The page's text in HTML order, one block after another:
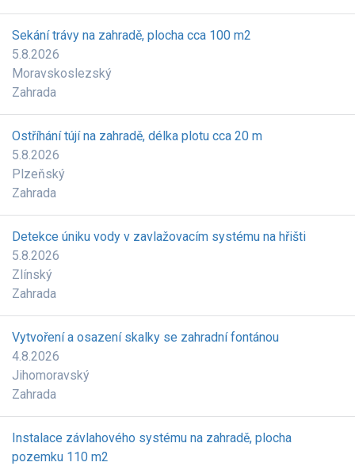
Sekání trávy na zahradě, plocha cca 100 m2
5.8.2026
Moravskoslezský
Zahrada
Ostříhání tújí na zahradě, délka plotu cca 20 m
5.8.2026
Plzeňský
Zahrada
Detekce úniku vody v zavlažovacím systému na hřišti
5.8.2026
Zlínský
Zahrada
Vytvoření a osazení skalky se zahradní fontánou
4.8.2026
Jihomoravský
Zahrada
Instalace závlahového systému na zahradě, plocha
pozemku 110 m2